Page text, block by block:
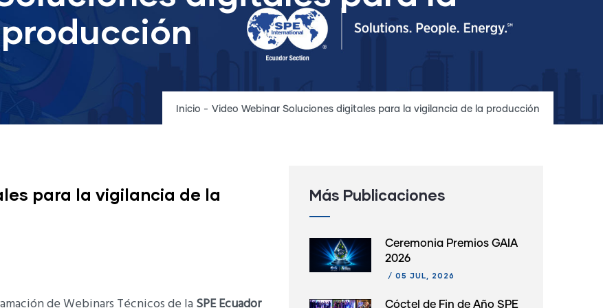
Inicio - Video Webinar Soluciones digitales para la vigilancia de la producción
para la vigilancia de la
de Webinars Técnicos de laSPE Ecuador
Más Publicaciones
Ceremonia Premios GAIA
2026
/ 05 JUL, 2026
Cóctel de Fin de Año SPE